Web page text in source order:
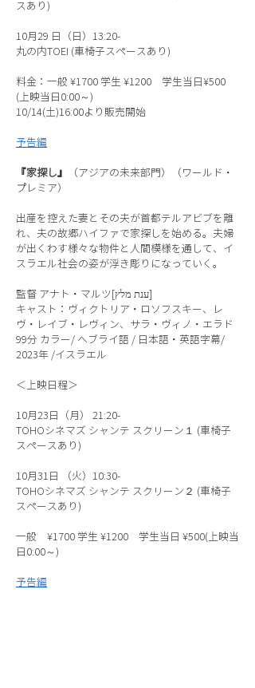
スあり)
10月29 日（日）13:20-
丸の内TOEI (車椅子スペースあり)
料金：一般 ¥1700 学生 ¥1200 学生当日¥500
(上映当日0:00～)
10/14(土)16:00より販売開始
予告編
『家探し』
（アジアの未来部門）（ワールド・
プレミア）
出産を控えた妻とその夫が首都テルアビブを離
れ、夫の故郷ハイファで家探しを始める。夫婦
が出くわす様々な物件と人間模様を通して、イ
スラエル社会の姿が浮き彫りになっていく。
監督 アナト・マルツ[ענת מלץ]
キャスト：ヴィクトリア・ロソフスキー、レ
ヴ・レイブ・レヴィン、サラ・ヴィノ・エラド
99分 カラー/ ヘブライ語 / 日本語・英語字幕/
2023年 /イスラエル
＜上映日程＞
10月23日（月） 21:20-
TOHOシネマズ シャンテ スクリーン１ (車椅子
スペースあり)
10月31日 （火）10:30-
TOHOシネマズ シャンテ スクリーン２ (車椅子
スペースあり)
一般 ¥1700 学生 ¥1200 学生当日 ¥500(上映当
日0:00～)
予告編